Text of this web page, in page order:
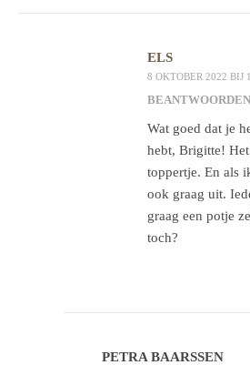
ELS
8 OKTOBER 2022 BIJ
BEANTWOORDEN
Wat goed dat je
hebt, Brigitte!
toppertje. En als
ook graag uit.
graag een potje
toch?
PETRA BAARSSEN